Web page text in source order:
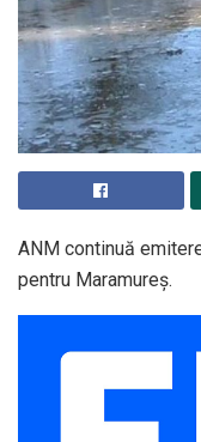
ANM continuă
pentru Maramureş.